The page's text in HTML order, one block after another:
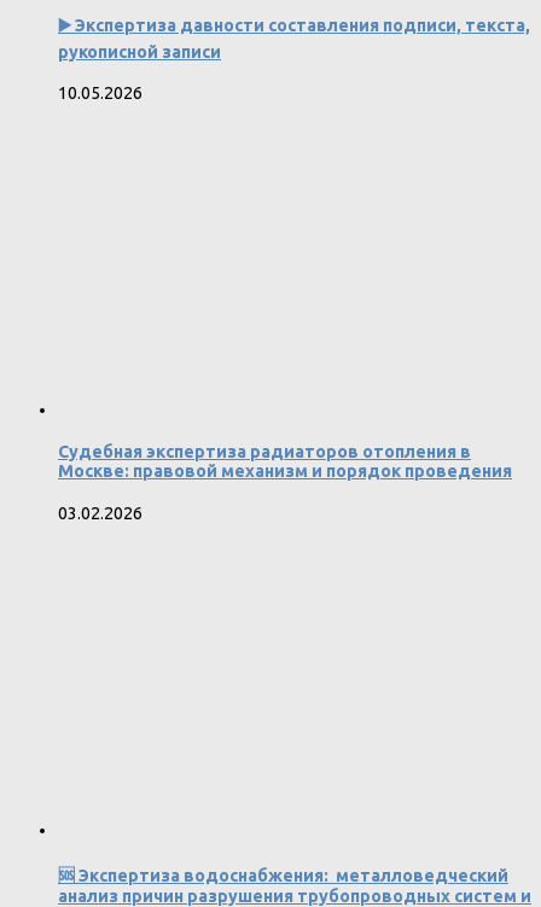
▶️ Экспертиза давности составления подписи, текста,
рукописной записи
10.05.2026
Судебная экспертиза радиаторов отопления в
Москве: правовой механизм и порядок проведения
03.02.2026
🆘 Экспертиза водоснабжения: металловедческий
анализ причин разрушения трубопроводных систем и